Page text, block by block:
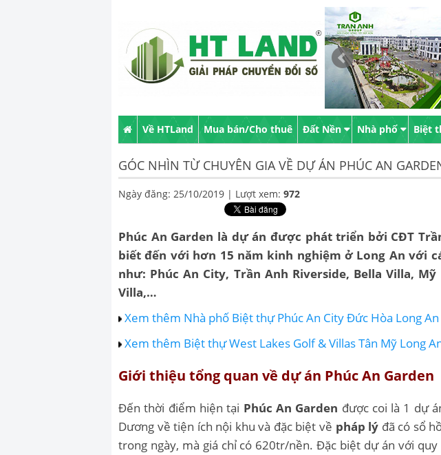
Về HTLand Mua bán/Cho thuê Đất Nền Nhà phố Biệt
GÓC NHÌN TỪ CHUYÊN GIA VỀ DỰ ÁN PHÚC AN
Ngày đăng: 25/10/2019 | Lượt xem: 972
Phúc An Garden là dự án được phát triển bởi CĐT
biết đến với hơn 15 năm kinh nghiệm ở Long An với
như: Phúc An City, Trần Anh Riverside, Bella Villa, Mỹ
Villa,…
Xem thêm Nhà phố Biệt thự Phúc An City Đức Hòa Long An
Xem thêm Biệt thự West Lakes Golf & Villas Tân Mỹ Long
Giới thiệu tổng quan về dự án Phúc An Garden
Đến thời điểm hiện tại Phúc An Garden được coi là 1 dự
Dương về tiện ích nội khu và đặc biệt về pháp lý đã có sổ
trong ngày, mà giá chỉ có 620tr/nền. Đặc biệt dự án với